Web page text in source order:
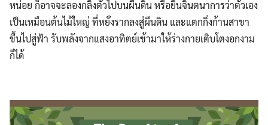
หน่อย ก็อาจจะลองกลิ้งตัวไปบนผืนดิน หรือยืนจินตนาการว่าตัวเอง
เป็นเหมือนต้นไม้ใหญ่ ที่หยั่งรากลงสู่ผืนดิน และแตกกิ่งก้านสาขา
ขึ้นไปสู่ฟ้า รับพลังจากแสงอาทิตย์เข้ามาให้ร่างกายเติบโตงอกงาม
ก็ได้